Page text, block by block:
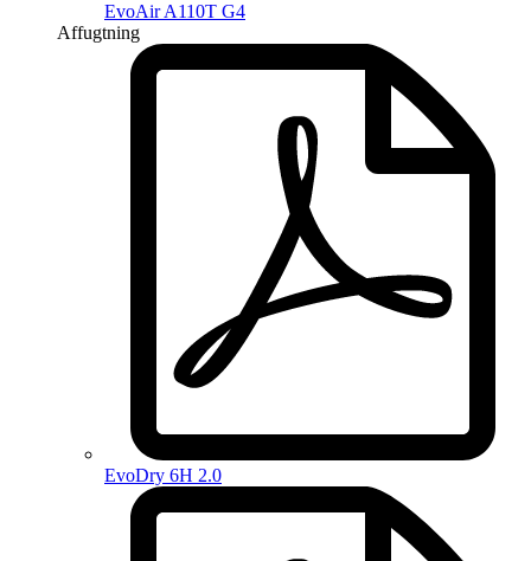
EvoAir A110T G4
Affugtning
EvoDry 6H 2.0